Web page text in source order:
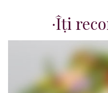
Îți